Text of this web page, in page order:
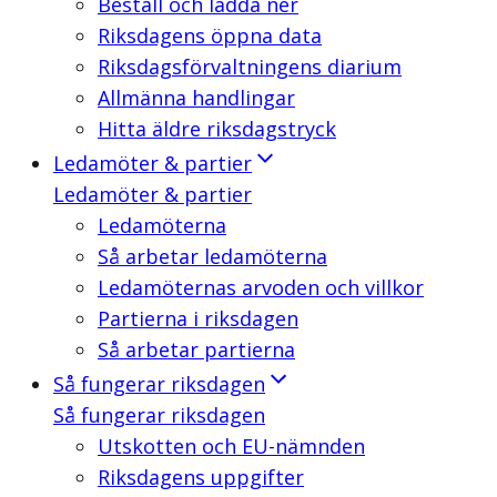
Riksdagens öppna data
Riksdagsförvaltningens diarium
Allmänna handlingar
Hitta äldre riksdagstryck
Ledamöter & partier
Ledamöter & partier
Ledamöterna
Så arbetar ledamöterna
Ledamöternas arvoden och villkor
Partierna i riksdagen
Så arbetar partierna
Så fungerar riksdagen
Så fungerar riksdagen
Utskotten och EU-nämnden
Riksdagens uppgifter